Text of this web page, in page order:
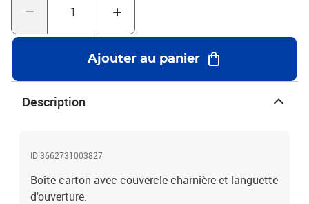
Ajouter au panier
Description
ID 3662731003827
Boîte carton avec couvercle charnière et languette
d'ouverture.